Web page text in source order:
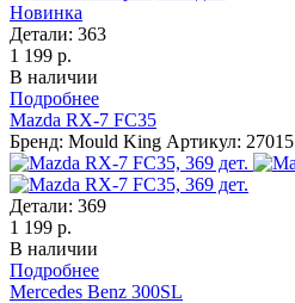
Новинка
Детали: 363
1 199 р.
В наличии
Подробнее
Mazda RX-7 FC35
Бренд: Mould King Артикул: 27015
Детали: 369
1 199 р.
В наличии
Подробнее
Mercedes Benz 300SL